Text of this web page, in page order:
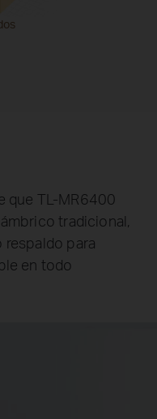
que TL-MR6400
tradicional,
para
en todo